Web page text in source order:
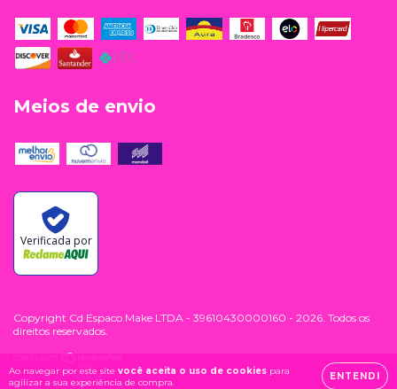
Ao navegar por este site você aceita o uso de cookies para
agilizar a sua experiência de compra.
ENTENDI
Meios de envio
Verificada por
Copyright Cd Espaco Make LTDA - 39610430000160 - 2026. Todos os
direitos reservados.